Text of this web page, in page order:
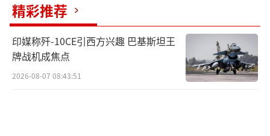
精彩推荐
印媒称歼-10CE引西方兴趣 巴基斯坦王
牌战机成焦点
2026-08-07 08:43:51